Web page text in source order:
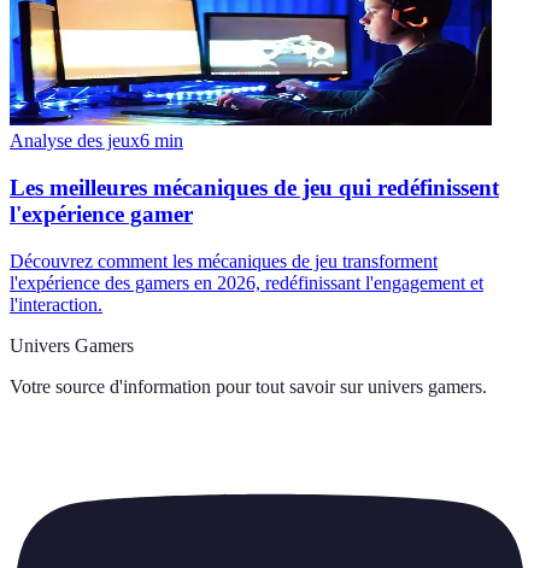
Analyse des jeux6 min
Les meilleures mécaniques de jeu qui redéfinissent
l'expérience gamer
Découvrez comment les mécaniques de jeu transforment
l'expérience des gamers en 2026, redéfinissant l'engagement et
l'interaction.
Univers Gamers
Votre source d'information pour tout savoir sur univers gamers.